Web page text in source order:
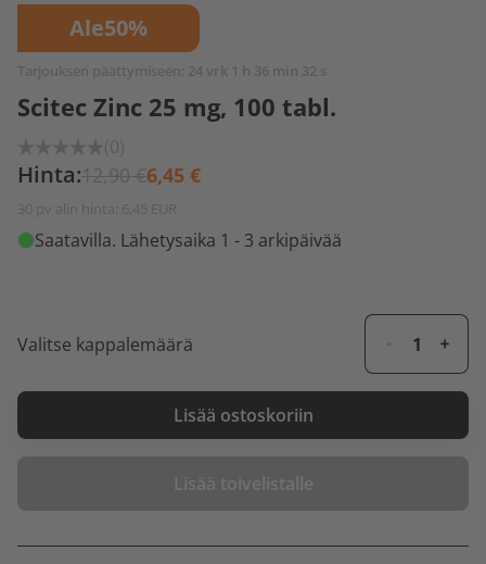
Ale50%
Tarjouksen päättymiseen: 24 vrk 1 h 36 min 32 s
Scitec Zinc 25 mg, 100 tabl.
(0)
Hinta:12,90 €6,45 €
30 pv alin hinta: 6,45 EUR
Saatavilla. Lähetysaika 1 - 3 arkipäivää
Valitse kappalemäärä
Lisää ostoskoriin
Lisää toivelistalle